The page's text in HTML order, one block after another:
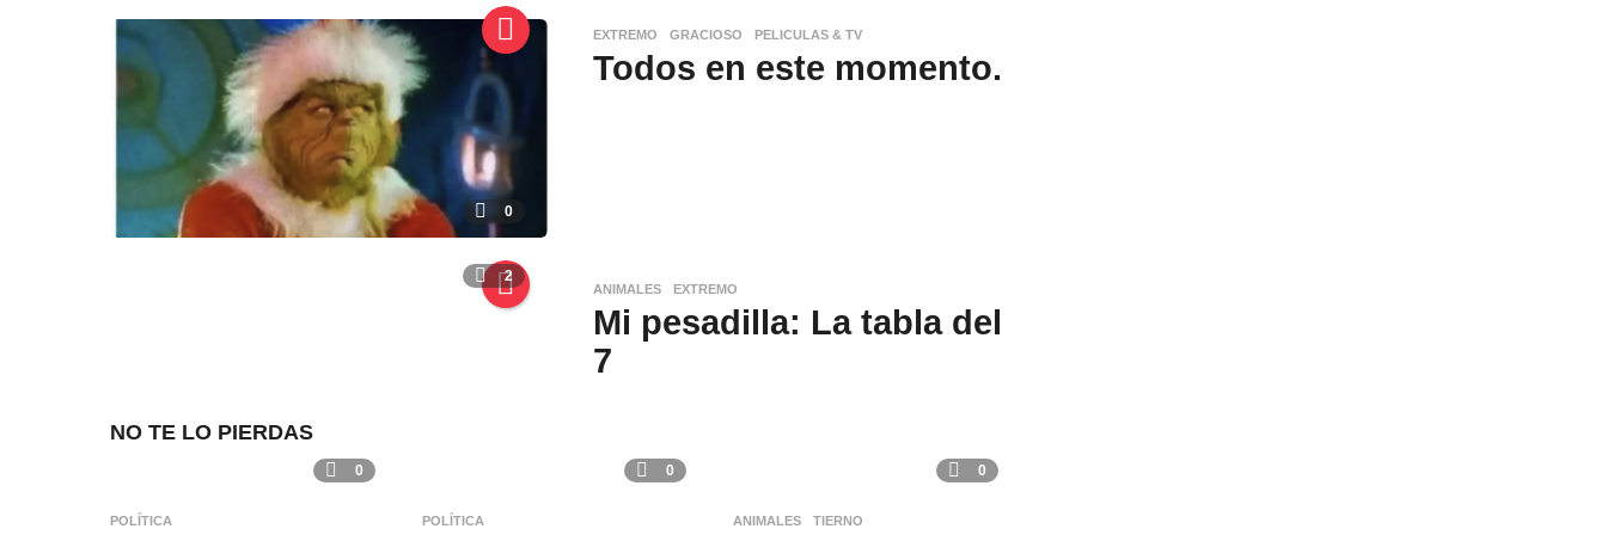
0
EXTREMO ,GRACIOSO ,PELICULAS & TV
Todos en este momento.
2
ANIMALES ,EXTREMO
Mi pesadilla: La tabla del
7
NO TE LO PIERDAS
0
POLÍTICA
0
POLÍTICA
0
ANIMALES ,TIERNO